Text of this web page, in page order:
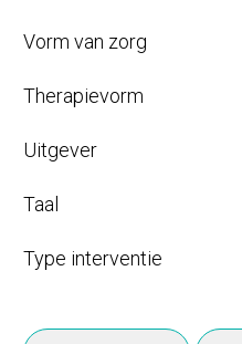
Vorm van zorg
Therapievorm
Uitgever
Taal
Type interventie